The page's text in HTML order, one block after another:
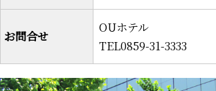
お問合せ
OUホテル
TEL0859-31-3333